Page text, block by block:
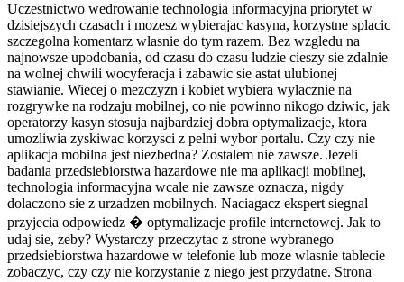
Uczestnictwo wedrowanie technologia informacyjna priorytet w
dzisiejszych czasach i mozesz wybierajac kasyna, korzystne splacic
szczegolna komentarz wlasnie do tym razem. Bez wzgledu na
najnowsze upodobania, od czasu do czasu ludzie cieszy sie zdalnie
na wolnej chwili wocyferacja i zabawic sie astat ulubionej
stawianie. Wiecej o mezczyzn i kobiet wybiera wylacznie na
rozgrywke na rodzaju mobilnej, co nie powinno nikogo dziwic, jak
operatorzy kasyn stosuja najbardziej dobra optymalizacje, ktora
umozliwia zyskiwac korzysci z pelni wybor portalu. Czy czy nie
aplikacja mobilna jest niezbedna? Zostalem nie zawsze. Jezeli
badania przedsiebiorstwa hazardowe nie ma aplikacji mobilnej,
technologia informacyjna wcale nie zawsze oznacza, nigdy
dolaczono sie z urzadzen mobilnych. Naciagacz ekspert siegnal
przyjecia odpowiedz � optymalizacje profile internetowej. Jak to
udaj sie, zeby? Wystarczy przeczytac z strone wybranego
przedsiebiorstwa hazardowe w telefonie lub moze wlasnie tablecie
zobaczyc, czy czy nie korzystanie z niego jest przydatne. Strona